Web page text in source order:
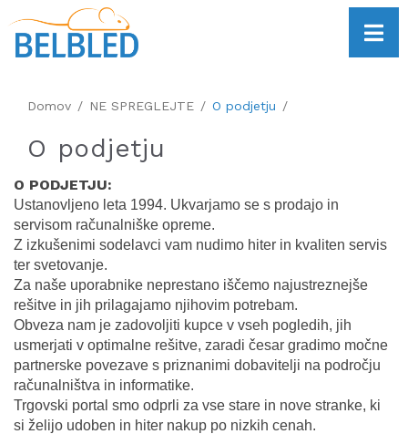
Domov NE SPREGLEJTE O podjetju
O podjetju
O PODJETJU:
Ustanovljeno leta 1994. Ukvarjamo se s prodajo in
servisom računalniške opreme.
Z izkušenimi sodelavci vam nudimo hiter in kvaliten servis
ter svetovanje.
Za naše uporabnike neprestano iščemo najustreznejše
rešitve in jih prilagajamo njihovim potrebam.
Obveza nam je zadovoljiti kupce v vseh pogledih, jih
usmerjati v optimalne rešitve, zaradi česar gradimo močne
partnerske povezave s priznanimi dobavitelji na področju
računalništva in informatike.
Trgovski portal smo odprli za vse stare in nove stranke, ki
si želijo udoben in hiter nakup po nizkih cenah.